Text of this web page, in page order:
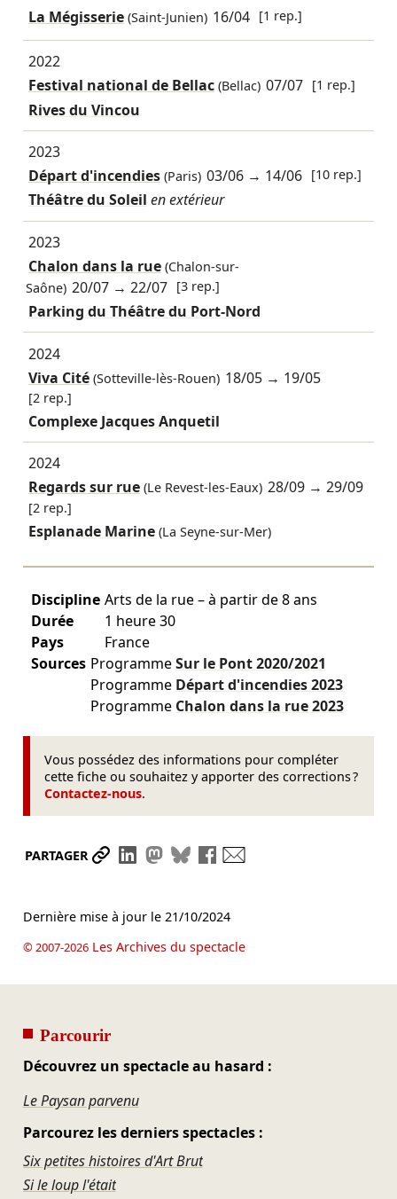
La Mégisserie(Saint-Junien) 16/04 [1 rep.]
2022
Festival national de Bellac(Bellac) 07/07 [1 rep.]
Rives du Vincou
2023
Départ d'incendies(Paris) 03/06 → 14/06 [10 rep.]
Théâtre du Soleil en extérieur
2023
Chalon dans la rue(Chalon-sur-
Saône) 20/07 →22/07 [3 rep.]
Parking du Théâtre du Port-Nord
2024
Viva Cité(Sotteville-lès-Rouen) 18/05 → 19/05
[2 rep.]
Complexe Jacques Anquetil
2024
Regards sur rue(Le Revest-les-Eaux) 28/09 →29/09
[2 rep.]
Esplanade Marine (La Seyne-sur-Mer)
Discipline Arts de la rue – à partir de 8 ans
Durée
1 heure 30
Pays
France
Sources ProgrammeSur le Pont2020/2021
Programme Départ d'incendies2023
Programme Chalon dans la rue2023
Vous possédez des informations pour compléter
cette fiche ou souhaitez y apporter des corrections ?
Contactez-nous.
PARTAGER Partager le lien
Partager sur LinkedIn
Partager sur Mastodon
Partager sur Bluesky
Partager sur Facebook
Dernière mise à jour le 21/10/2024
© 2007-2026Les Archives du spectacle
Parcourir
Découvrez un spectacle au hasard :
Le Paysan parvenu
Parcourez les derniers spectacles :
Six petites histoires d'Art Brut
Si le loup l'était